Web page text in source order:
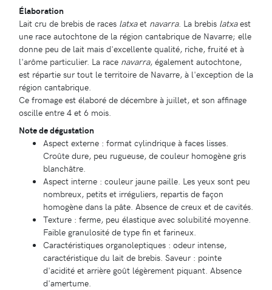
Élaboration
Lait cru de brebis de races latxaet navarra. La brebis latxaest
une race autochtone de la région cantabrique de Navarre; elle
donne peu de lait mais d'excellente qualité, riche, fruité et à
l'arôme particulier. La race navarra, également autochtone,
est répartie sur tout le territoire de Navarre, à l'exception de la
région cantabrique.
Ce fromage est élaboré de décembre à juillet, et son affinage
oscille entre 4 et 6 mois.
Note de dégustation
Aspect externe : format cylindrique à faces lisses.
Croûte dure, peu rugueuse, de couleur homogène gris
blanchâtre.
Aspect interne : couleur jaune paille. Les yeux sont peu
nombreux, petits et irréguliers, repartis de façon
homogène dans la pâte. Absence de creux et de cavités.
Texture : ferme, peu élastique avec solubilité moyenne.
Faible granulosité de type fin et farineux.
Caractéristiques organoleptiques : odeur intense,
caractéristique du lait de brebis. Saveur : pointe
d'acidité et arrière goût légèrement piquant. Absence
d'amertume.